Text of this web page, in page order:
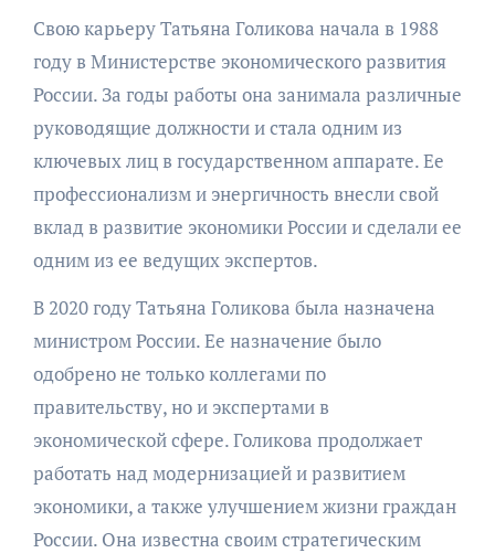
Свою карьеру Татьяна Голикова начала в 1988
году в Министерстве экономического развития
России. За годы работы она занимала различные
руководящие должности и стала одним из
ключевых лиц в государственном аппарате. Ее
профессионализм и энергичность внесли свой
вклад в развитие экономики России и сделали ее
одним из ее ведущих экспертов.
В 2020 году Татьяна Голикова была назначена
министром России. Ее назначение было
одобрено не только коллегами по
правительству, но и экспертами в
экономической сфере. Голикова продолжает
работать над модернизацией и развитием
экономики, а также улучшением жизни граждан
России. Она известна своим стратегическим